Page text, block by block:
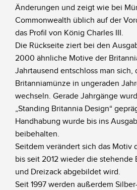
Änderungen und zeigt wie bei
Commonwealth üblich auf der
das Profil von König Charles III.
Die Rückseite ziert bei den
2000 ähnliche Motive der
Jahrtausend entschloss man sich,
Britanniamünze in ungeraden
wechseln. Gerade Jahrgänge
„Standing Britannia Design“
Handhabung wurde bis ins
beibehalten.
Seitdem verändert sich das Motiv
bis seit 2012 wieder die stehende
und Dreizack abgebildet wird.
Seit 1997 werden außerdem